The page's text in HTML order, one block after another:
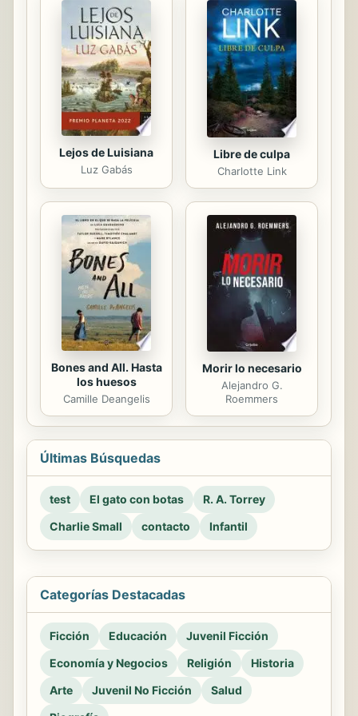
Pero todo se rompe cuando se ve
envuelto en un trágico y extraño
accidente con desgarradoras
consecuencias para ellas. Mientras
lucha por reconstruir todo lo que se
ha derrumbado,...
Lejos de Luisiana
Luz Gabás
Libre de culpa
Charlotte Link
Bones and All. Hasta
los huesos
Camille Deangelis
Morir lo necesario
Alejandro G.
Roemmers
Últimas Búsquedas
test El gato con botas
R. A. Torrey
Charlie Small
contacto Infantil
Categorías Destacadas
Ficción Educación
Juvenil Ficción
Economía y Negocios
Religión
Historia
Arte
Juvenil No Ficción
Salud